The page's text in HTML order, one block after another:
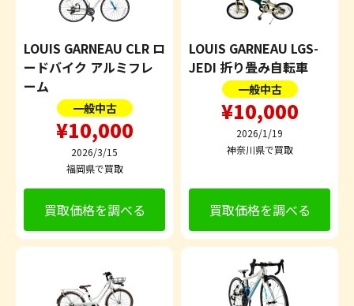
LOUIS GARNEAU CLR ロ
ードバイク アルミフレ
ーム
一般中古
¥10,000
2026/3/15
福岡県で買取
買取価格を調べる
LOUIS GARNEAU LGS-
JEDI 折り畳み自転車
一般中古
¥10,000
2026/1/19
神奈川県で買取
買取価格を調べる